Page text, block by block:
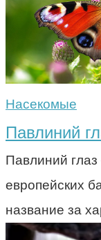
Насекомые
Павлиний
Павлиний
европейских
название за